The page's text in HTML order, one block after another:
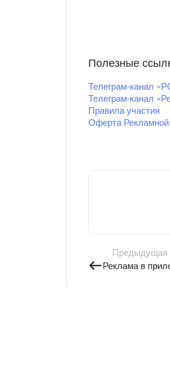
Полезные
Телеграм-канал
Телеграм-канал
Правила участия
Оферта
Предыдущая
Реклама в